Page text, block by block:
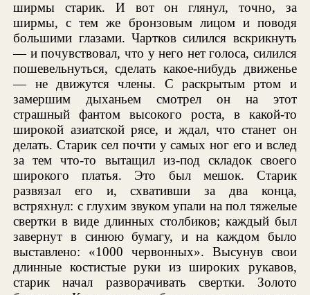
ширмы старик. И вот он глянул, точно, за
ширмы, с тем же бронзовым лицом и поводя
большими глазами. Чартков силился вскрикнуть
— и почувствовал, что у него нет голоса, силился
пошевельнуться, сделать какое-нибудь движенье
— не движутся члены. С раскрытым ртом и
замершим дыханьем смотрел он на этот
страшный фантом высокого роста, в какой-то
широкой азиатской рясе, и ждал, что станет он
делать. Старик сел почти у самых ног его и вслед
за тем что-то вытащил из-под складок своего
широкого платья. Это был мешок. Старик
развязал его и, схвативши за два конца,
встряхнул: с глухим звуком упали на пол тяжелые
свертки в виде длинных столбиков; каждый был
завернут в синюю бумагу, и на каждом было
выставлено: «1000 червонных». Высунув свои
длинные костистые руки из широких рукавов,
старик начал разворачивать свертки. Золото